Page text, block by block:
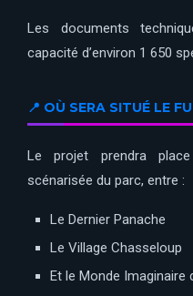
Les documents
capacité d’environ 1 650
📍 OÙ SERA SITUÉ LE
Le projet prendra
scénarisée du parc, entre :
Le Dernier Panache
Le Village Chasseloup
Et le Monde Imaginaire